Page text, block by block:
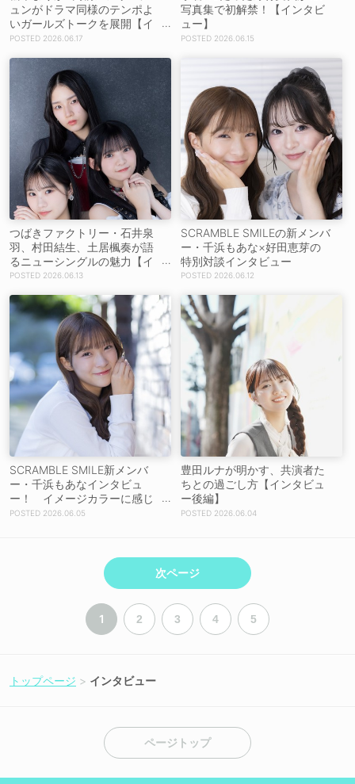
ュンがドラマ同様のテンポよ
いガールズトークを展開【イ
ンタビュー】
2026.06.17
写真集で初解禁！【インタビ
ュー】
2026.06.15
つばきファクトリー・石井泉
羽、村田結生、土居楓奏が語
るニューシングルの魅力【イ
ンタビュー】
2026.06.13
SCRAMBLE SMILEの新メンバ
ー・千浜もあな×好田恵芽の
特別対談インタビュー
2026.06.12
SCRAMBLE SMILE新メンバ
ー・千浜もあなインタビュ
ー！ イメージカラーに感じ
た“今日から運命！？”
2026.06.05
豊田ルナが明かす、共演者た
ちとの過ごし方【インタビュ
ー後編】
2026.06.04
次ページ
1 2 3 4 5
トップページ インタビュー
ページトップ